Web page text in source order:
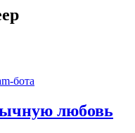
бота
любовь